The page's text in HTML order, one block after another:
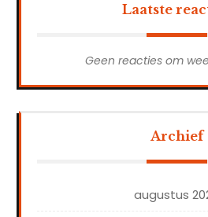
Laatste
Geen reacties om
Archief
augustus